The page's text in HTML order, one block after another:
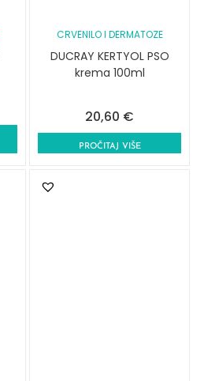
CRVENILO I DERMATOZE
DUCRAY KERTYOL PSO
krema 100ml
20,60 €
PROČITAJ VIŠE